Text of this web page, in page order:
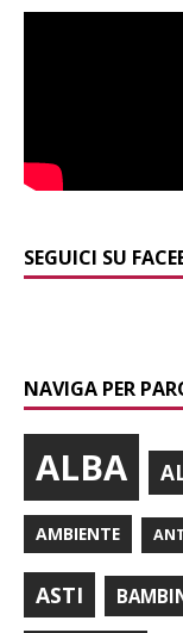
SEGUICI SU
NAVIGA PER
ALBA
AMBIENTE
ASTI